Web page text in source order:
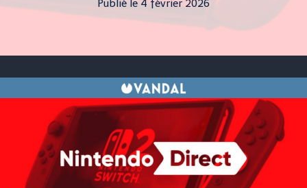
Publié le 4 février 2026